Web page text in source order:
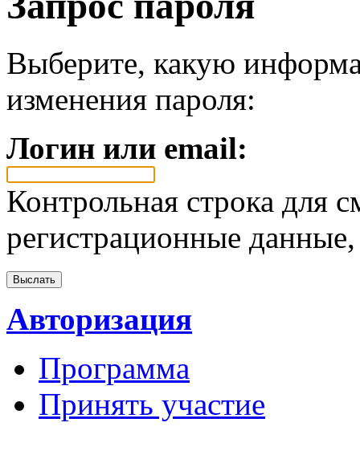
Выберите, какую
изменения пароля:
Логин или email:
Контрольная строка для
регистрационные
Авторизация
Программа
Принять участие